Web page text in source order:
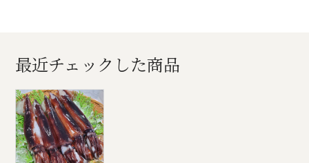
最近チェックした商品